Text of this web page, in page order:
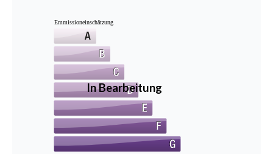
Emmissioneinschätzung
In Bearbeitung